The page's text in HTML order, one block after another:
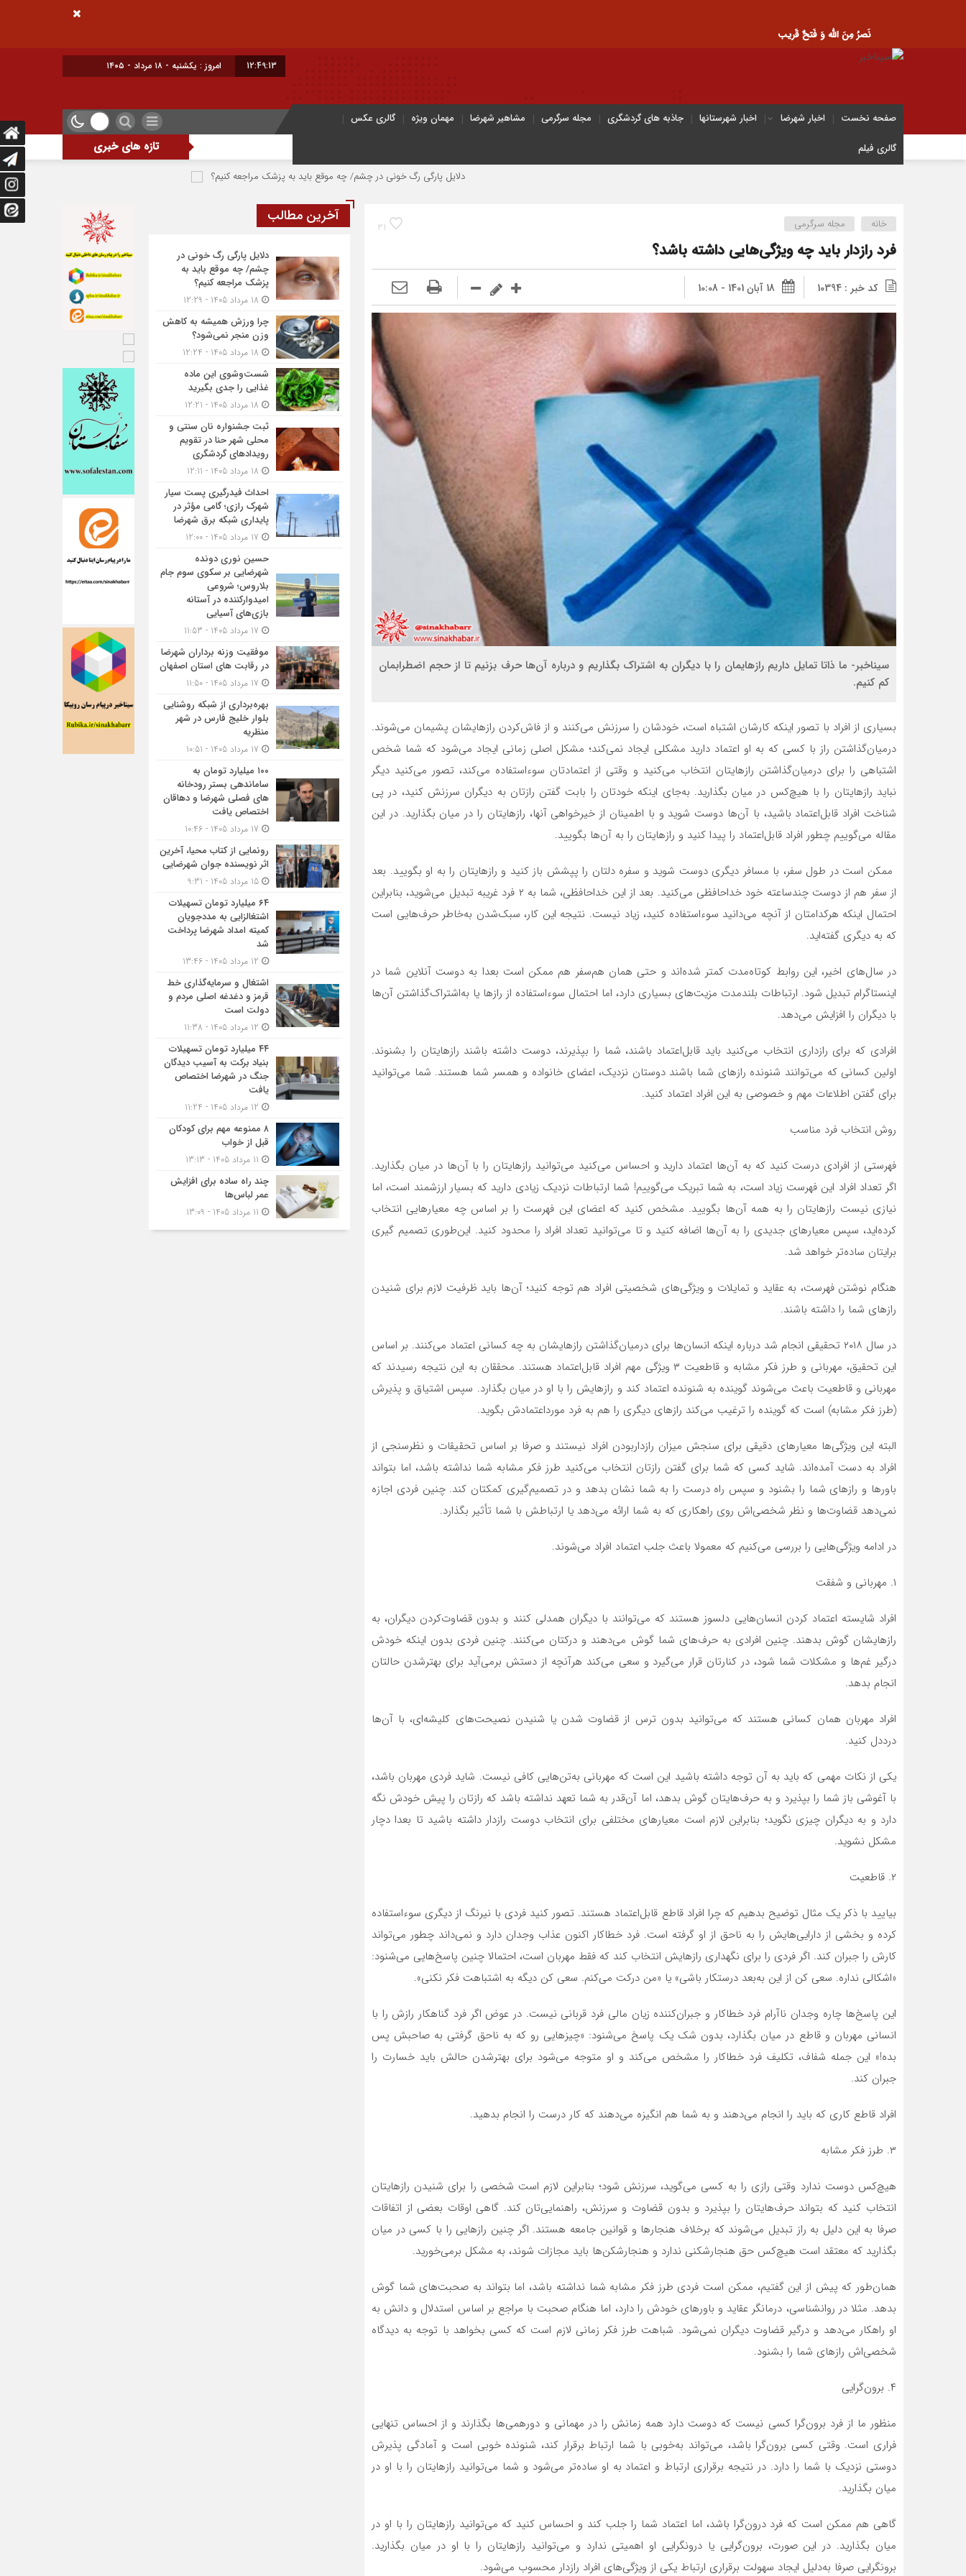
نَصرُ مِنَ الله وَ فَتحٌ قَریب
12:49:15 امروز : یکشنبه - ۱۸ مرداد - ۱۴۰۵
صفحه نخست اخبار شهرضا اخبار شهرستانها جاذبه های گردشگری مجله سرگرمی مشاهیر شهرضا مهمان ویژه
گالری عکس
گالری فیلم
تازه های خبری
دلایل پارگی رگ خونی در چشم/ چه موقع باید به پزشک مراجعه کنیم؟ چرا ورزش همیشه به کاهش وزن منجر نمی‌شود؟ شست‌وشوی
31 خانه مجله سرگرمی
فرد رازدار باید چه ویژگی‌هایی داشته باشد؟
کد خبر : 10394 18 آبان 1401 - 10:08
سیناخبر- ما ذاتا تمایل داریم رازهایمان را با دیگران به اشتراک بگذاریم و درباره آن‌ها حرف بزنیم تا از حجم اضطرابمان
کم کنیم.
بسیاری از افراد با تصور اینکه کارشان اشتباه است، خودشان را سرزنش می‌کنند و از فاش‌کردن رازهایشان پشیمان می‌شوند.
درمیان‌گذاشتن راز با کسی که به او اعتماد دارید مشکلی ایجاد نمی‌کند؛ مشکل اصلی زمانی ایجاد می‌شود که شما شخص
اشتباهی را برای درمیان‌گذاشتن رازهایتان انتخاب می‌کنید و وقتی از اعتمادتان سوءاستفاده می‌کند، تصور می‌کنید دیگر
نباید رازهایتان را با هیچ‌کس در میان بگذارید. به‌جای اینکه خودتان را بابت گفتن رازتان به دیگران سرزنش کنید، در پی
شناخت افراد قابل‌اعتماد باشید، با آن‌ها دوست شوید و با اطمینان از خیرخواهی آنها، رازهایتان را در میان بگذارید. در این
مقاله می‌گوییم چطور افراد قابل‌اعتماد را پیدا کنید و رازهایتان را به آن‌ها بگویید.
ممکن است در طول سفر، با مسافر دیگری دوست شوید و سفره دلتان را پپشش باز کنید و رازهایتان را به او بگویید. بعد
از سفر هم از دوست چندساعته خود خداحافظی می‌کنید. بعد از این خداحافظی، شما به ۲ فرد غریبه تبدیل می‌شوید، بنابراین
احتمال اینکه هرکدامتان از آنچه می‌دانید سوءاستفاده کنید، زیاد نیست. نتیجه این کار، سبک‌شدن به‌خاطر حرف‌هایی است
که به دیگری گفته‌اید.
در سال‌های اخیر، این روابط کوتاه‌مدت کمتر شده‌اند و حتی همان هم‌سفر هم ممکن است بعدا به دوست آنلاین شما در
اینستاگرام تبدیل شود. ارتباطات بلندمدت مزیت‌های بسیاری دارد، اما احتمال سوءاستفاده از راز‌ها یا به‌اشتراک‌گذاشتن آن‌ها
با دیگران را افزایش می‌دهد.
افرادی که برای رازداری انتخاب می‌کنید باید قابل‌اعتماد باشند، شما را بپذیرند، دوست داشته باشند رازهایتان را بشنوند.
اولین کسانی که می‌توانند شنونده راز‌های شما باشند دوستان نزدیک، اعضای خانواده و همسر شما هستند. شما می‌توانید
برای گفتن اطلاعات مهم و خصوصی به این افراد اعتماد کنید.
روش انتخاب فرد مناسب
فهرستی از افرادی درست کنید که به آن‌ها اعتماد دارید و احساس می‌کنید می‌توانید رازهایتان را با آن‌ها در میان بگذارید.
اگر تعداد افراد این فهرست زیاد است، به شما تبریک می‌گوییم! شما ارتباطات نزدیک زیادی دارید که بسیار ارزشمند است، اما
نیازی نیست رازهایتان را به همه آن‌ها بگویید. مشخص کنید که اعضای این فهرست را بر اساس چه معیار‌هایی انتخاب
کرده‌اید، سپس معیار‌های جدیدی را به آن‌ها اضافه کنید و تا می‌توانید تعداد افراد را محدود کنید. این‌طوری تصمیم گیری
برایتان ساده‌تر خواهد شد.
هنگام نوشتن فهرست، به عقاید و تمایلات و ویژگی‌های شخصیتی افراد هم توجه کنید؛ آن‌ها باید ظرفیت لازم برای شنیدن
راز‌های شما را داشته باشند.
در سال ۲۰۱۸ تحقیقی انجام شد درباره اینکه انسان‌ها برای درمیان‌گذاشتن رازهایشان به چه کسانی اعتماد می‌کنند. بر اساس
این تحقیق، مهربانی و طرز فکر مشابه و قاطعیت ۳ ویژگی مهم افراد قابل‌اعتماد هستند. محققان به این نتیجه رسیدند که
مهربانی و قاطعیت باعث می‌شوند گوینده به شنونده اعتماد کند و رازهایش را با او در میان بگذارد. سپس اشتیاق و پذیرش
(طرز فکر مشابه) است که گوینده را ترغیب می‌کند راز‌های دیگری را هم به فرد مورداعتمادش بگوید.
البته این ویژگی‌ها معیار‌های دقیقی برای سنجش میزان رازداربودن افراد نیستند و صرفا بر اساس تحقیقات و نظرسنجی از
افراد به دست آمده‌اند. شاید کسی که شما برای گفتن رازتان انتخاب می‌کنید طرز فکر مشابه شما نداشته باشد، اما بتواند
باور‌ها و راز‌های شما را بشنود و سپس راه درست را به شما نشان بدهد و در تصمیم‌گیری کمکتان کند. چنین فردی اجازه
نمی‌دهد قضاوت‌ها و نظر شخصی‌اش روی راهکاری که به شما ارائه می‌دهد یا ارتباطش با شما تأثیر بگذارد.
در ادامه ویژگی‌هایی را بررسی می‌کنیم که معمولا باعث جلب اعتماد افراد می‌شوند.
۱. مهربانی و شفقت
افراد شایسته اعتماد کردن انسان‌هایی دلسوز هستند که می‌توانند با دیگران همدلی کنند و بدون قضاوت‌کردن دیگران، به
رازهایشان گوش بدهند. چنین افرادی به حرف‌های شما گوش می‌دهند و درکتان می‌کنند. چنین فردی بدون اینکه خودش
درگیر غم‌ها و مشکلات شما شود، در کنارتان قرار می‌گیرد و سعی می‌کند هرآنچه از دستش برمی‌آید برای بهترشدن حالتان
انجام بدهد.
افراد مهربان همان کسانی هستند که می‌توانید بدون ترس از قضاوت شدن یا شنیدن نصیحت‌های کلیشه‌ای، با آن‌ها
درددل کنید.
یکی از نکات مهمی که باید به آن توجه داشته باشید این است که مهربانی به‌تن‌هایی کافی نیست. شاید فردی مهربان باشد،
با آغوشی باز شما را بپذیرد و به حرف‌هایتان گوش بدهد، اما آن‌قدر به شما تعهد نداشته باشد که رازتان را پیش خودش نگه
دارد و به دیگران چیزی نگوید؛ بنابراین لازم است معیار‌های مختلفی برای انتخاب دوست رازدار داشته باشید تا بعدا دچار
مشکل نشوید.
۲. قاطعیت
بیایید با ذکر یک مثال توضیح بدهیم که چرا افراد قاطع قابل‌اعتماد هستند. تصور کنید فردی با نیرنگ از دیگری سوءاستفاده
کرده و بخشی از دارایی‌هایش را به ناحق از او گرفته است. فرد خطاکار اکنون عذاب وجدان دارد و نمی‌داند چطور می‌تواند
کارش را جبران کند. اگر فردی را برای نگهداری رازهایش انتخاب کند که فقط مهربان است، احتمالا چنین پاسخ‌هایی می‌شنود:
«اشکالی نداره. سعی کن از این به‌بعد درستکار باشی» یا «من درکت می‌کنم. سعی کن دیگه به اشتباهت فکر نکنی».
این پاسخ‌ها چاره وجدان ناآرام فرد خطاکار و جبران‌کننده زیان مالی فرد قربانی نیست. در عوض اگر فرد گناهکار رازش را با
انسانی مهربان و قاطع در میان بگذارد، بدون شک یک پاسخ می‌شنود: «چیز‌هایی رو که به ناحق گرفتی به صاحبش پس
بده!» این جمله شفاف، تکلیف فرد خطاکار را مشخص می‌کند و او متوجه می‌شود برای بهترشدن حالش باید خسارت را
جبران کند.
افراد قاطع کاری که باید را انجام می‌دهند و به شما هم انگیزه می‌دهند که کار درست را انجام بدهید.
۳. طرز فکر مشابه
هیچ‌کس دوست ندارد وقتی رازی را به کسی می‌گوید، سرزنش شود؛ بنابراین لازم است شخصی را برای شنیدن رازهایتان
انتخاب کنید که بتواند حرف‌هایتان را بپذیرد و بدون قضاوت و سرزنش، راهنمایی‌تان کند. گاهی اوقات بعضی از اتفاقات
صرفا به این دلیل به راز تبدیل می‌شوند که برخلاف هنجار‌ها و قوانین جامعه هستند. اگر چنین راز‌هایی را با کسی در میان
بگذارید که معتقد است هیچ‌کس حق هنجارشکنی ندارد و هنجارشکن‌ها باید مجازات شوند، به مشکل برمی‌خورید.
همان‌طور که پیش از این گفتیم، ممکن است فردی طرز فکر مشابه شما نداشته باشد، اما بتواند به صحبت‌های شما گوش
بدهد. مثلا در روانشناسی، درمانگر عقاید و باور‌های خودش را دارد، اما هنگام صحبت با مراجع بر اساس استدلال و دانش به
او راهکار می‌دهد و درگیر قضاوت دیگران نمی‌شود. شباهت طرز فکر زمانی لازم است که کسی بخواهد با توجه به دیدگاه
شخصی‌اش راز‌های شما را بشنود.
۴. برون‌گرایی
منظور ما از فرد برون‌گرا کسی نیست که دوست دارد همه زمانش را در مهمانی و دورهمی‌ها بگذارند و از احساس تنهایی
فراری است. وقتی کسی برون‌گرا باشد، می‌تواند به‌خوبی با شما ارتباط برقرار کند، شنونده خوبی است و آمادگی پذیرش
دوستی نزدیک با شما را دارد. در نتیجه برقراری ارتباط و اعتماد به او ساده‌تر می‌شود و شما می‌توانید رازهایتان را با او در
میان بگذارید.
گاهی هم ممکن است که فرد درون‌گرا باشد، اما اعتماد شما را جلب کند و احساس کنید که می‌توانید رازهایتان را با او در
میان بگذارید. در این صورت، برون‌گرایی یا درونگرایی او اهمیتی ندارد و می‌توانید رازهایتان را با او در میان بگذارید.
برونگرایی صرفا به‌دلیل ایجاد سهولت برقراری ارتباط یکی از ویژگی‌های افراد رازدار محسوب می‌شود.
آخرین مطالب
دلایل پارگی رگ خونی در
چشم/ چه موقع باید به
پزشک مراجعه کنیم؟
چرا ورزش همیشه به کاهش
وزن منجر نمی‌شود؟
شست‌وشوی این ماده
غذایی را جدی بگیرید
ثبت جشنواره نان سنتی و
محلی شهر حنا در تقویم
رویداد‌های گردشگری
احداث فیدرگیری پست سیار
شهرک رازی؛ گامی مؤثر در
پایداری شبکه برق شهرضا
حسین نوری دونده
شهرضایی بر سکوی سوم جام
بلاروس؛ شروعی
امیدوارکننده در آستانه
بازی‌های آسیایی
موفقیت وزنه برداران شهرضا
در رقابت های استان اصفهان
بهره‌برداری از شبکه روشنایی
بلوار خلیج فارس در شهر
منظریه
۱۰۰ میلیارد تومان به
ساماندهی بستر رودخانه
های فصلی شهرضا و دهاقان
اختصاص یافت
رونمایی از کتاب محیا، آخرین
اثر نویسنده جوان شهرضایی
۶۴ میلیارد تومان تسهیلات
اشتغالزایی به مددجویان
کمیته امداد شهرضا پرداخت
شد
اشتغال و سرمایه‌گذاری خط
قرمز و دغدغه اصلی مردم و
دولت است
۴۴ میلیارد تومان تسهیلات
بنیاد برکت به آسیب دیدگان
جنگ در شهرضا اختصاص
یافت
۸ ممنوعه مهم برای کودکان
قبل از خواب
چند راه ساده برای افزایش
عمر لباس‌ها